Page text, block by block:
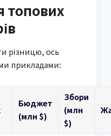
топових
різницю, ось
прикладами:
Бюджет
(млн $)
Збори
(млн
$)